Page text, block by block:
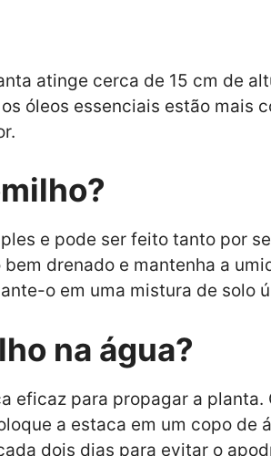
atinge cerca de 15 cm de
óleos essenciais estão mais
e pode ser feito tanto por
drenado e mantenha a
o em uma mistura de solo
na água?
eficaz para propagar a
a estaca em um copo de
dois dias para evitar o